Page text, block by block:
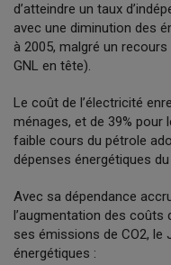
d’atteindre un taux
avec une diminution des
à 2005, malgré un
GNL en tête).
Le coût de l’électricité
ménages, et de 39% pour
faible cours du pétrole
dépenses énergétiques
Avec sa dépendance
l’augmentation des coûts
ses émissions de CO2, le
énergétiques :